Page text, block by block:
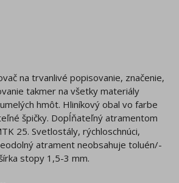
na trvanlivé popisovanie, značenie,
takmer na všetky materiály
hmôt. Hliníkový obal vo farbe
špičky. Dopĺňateľný atramentom
25. Svetlostály, rýchloschnúci,
atrament neobsahuje to­luén/-
stopy 1,5-3 mm.